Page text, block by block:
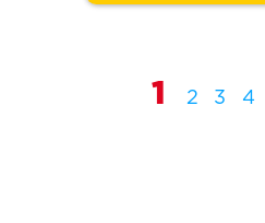
1 2 3 4